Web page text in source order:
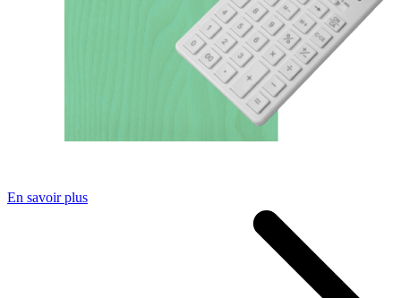
En savoir plus